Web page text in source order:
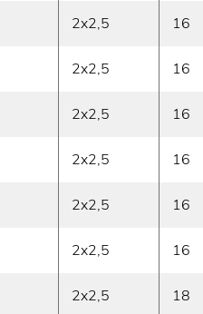
2x2,5 16
2x2,5 16
2x2,5 16
2x2,5 16
2x2,5 16
2x2,5 16
2x2,5 18